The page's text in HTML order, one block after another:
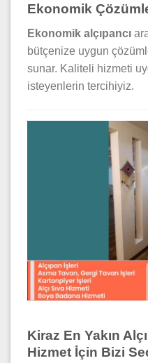
Ekonomik
Ekonomik alçıpancı
bütçenize uygun
sunar. Kaliteli hizmeti
isteyenlerin tercihiyiz.
Kiraz En Yakın
Hizmet İçin Bizi